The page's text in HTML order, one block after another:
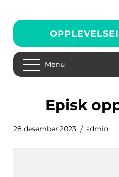
Menu
episk
28 desember 2023 admin